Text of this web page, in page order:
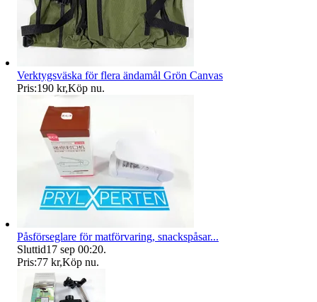
Verktygsväska för flera ändamål Grön Canvas
Pris:190 kr,Köp nu.
Påsförseglare för matförvaring, snackspåsar...
Sluttid17 sep 00:20.
Pris:77 kr,Köp nu.